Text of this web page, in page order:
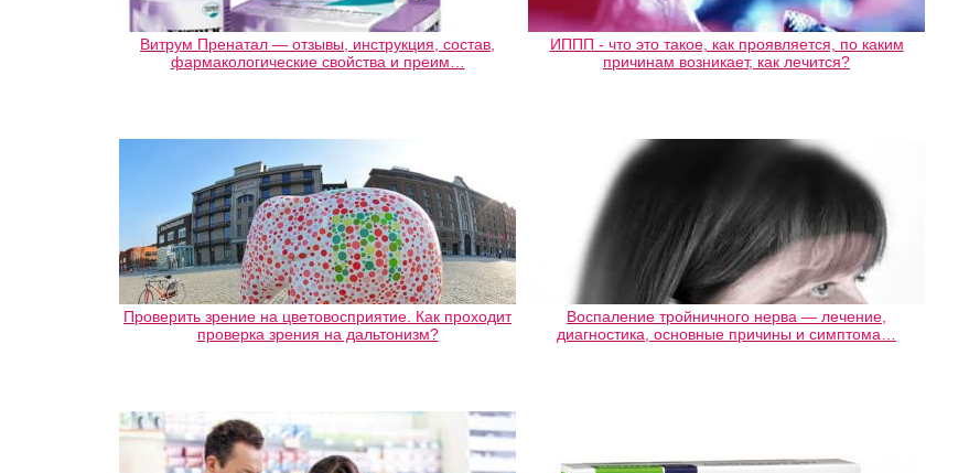
Витрум Пренатал — отзывы, инструкция, состав,
фармакологические свойства и преим…
ИППП - что это такое, как проявляется, по каким
причинам возникает, как лечится?
Проверить зрение на цветовосприятие. Как проходит
проверка зрения на дальтонизм?
Воспаление тройничного нерва — лечение,
диагностика, основные причины и симптома…